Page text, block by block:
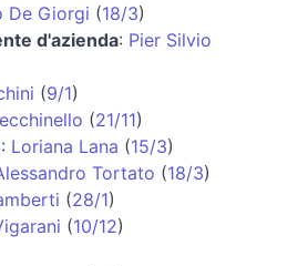
De Giorgi (18/3)
d'azienda: Pier Silvio
(9/1)
(21/11)
: Loriana Lana (15/3)
Tortato (18/3)
(28/1)
(10/12)